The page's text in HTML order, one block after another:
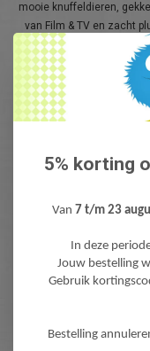
mooie knuffeldieren,
van Film & TV en zacht
Gratis
5% korting
Van 7 t/m 23
In deze
Jouw bestelling
Gebruik
Bestelling